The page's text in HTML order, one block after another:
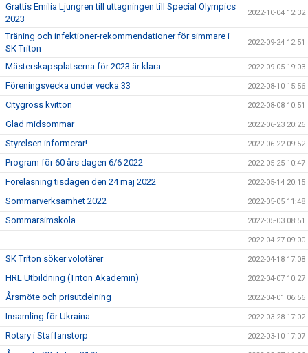
Grattis Emilia Ljungren till uttagningen till Special Olympics
2023
2022-10-04 12:32
Träning och infektioner-rekommendationer för simmare i
SK Triton
2022-09-24 12:51
Mästerskapsplatserna för 2023 är klara 2022-09-05 19:03
Föreningsvecka under vecka 33 2022-08-10 15:56
Citygross kvitton 2022-08-08 10:51
Glad midsommar 2022-06-23 20:26
Styrelsen informerar! 2022-06-22 09:52
Program för 60 års dagen 6/6 2022 2022-05-25 10:47
Föreläsning tisdagen den 24 maj 2022 2022-05-14 20:15
Sommarverksamhet 2022 2022-05-05 11:48
Sommarsimskola 2022-05-03 08:51
2022-04-27 09:00
SK Triton söker volotärer 2022-04-18 17:08
HRL Utbildning (Triton Akademin) 2022-04-07 10:27
Årsmöte och prisutdelning 2022-04-01 06:56
Insamling för Ukraina 2022-03-28 17:02
Rotary i Staffanstorp 2022-03-10 17:07